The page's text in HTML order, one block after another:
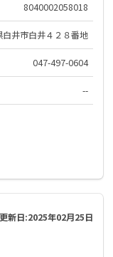
8040002058018
白井市白井４２８番地
047-497-0604
--
更新日:2025年02月25日